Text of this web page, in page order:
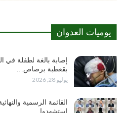
يوميات العدوان
إصابة بالغة لطفلة في
بقعطبة برصاص…
يوليو 28, 2026
القائمة الرسمية
استشهدوا…